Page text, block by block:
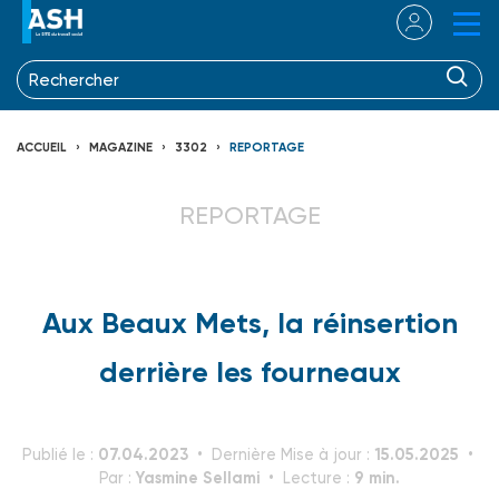
ACCUEIL MAGAZINE 3302 REPORTAGE
REPORTAGE
Aux Beaux Mets, la réinsertion
derrière les fourneaux
Publié le : 07.04.2023 Dernière Mise à jour : 15.05.2025
Par : Yasmine Sellami Lecture : 9 min.